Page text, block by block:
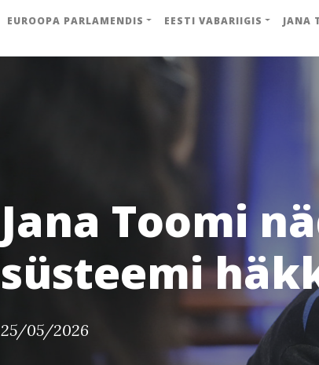
EUROOPA PARLAMENDIS EESTI VABARIIGIS JANA
Jana Toomi
süsteemi
25/05/2026